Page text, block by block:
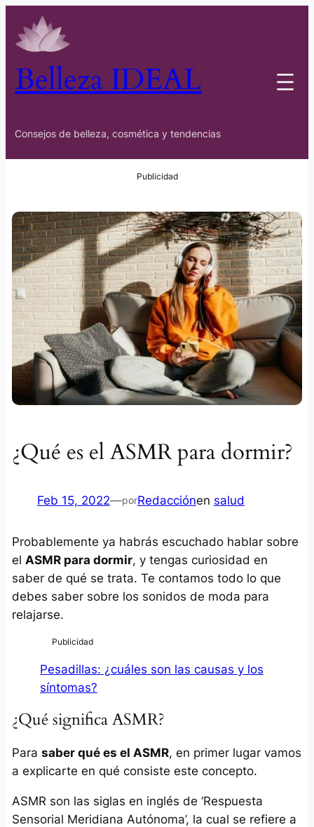
Belleza IDEAL
Consejos de belleza, cosmética y tendencias
¿Qué es el ASMR para dormir?
Feb 15, 2022—porRedacciónen salud
Probablemente ya habrás escuchado hablar sobre
el ASMR para dormir, y tengas curiosidad en
saber de qué se trata. Te contamos todo lo que
debes saber sobre los sonidos de moda para
relajarse.
Pesadillas: ¿cuáles son las causas y los
síntomas?
¿Qué significa ASMR?
Para saber qué es el ASMR, en primer lugar vamos
a explicarte en qué consiste este concepto.
ASMR son las siglas en inglés de ‘Respuesta
Sensorial Meridiana Autónoma’, la cual se refiere a